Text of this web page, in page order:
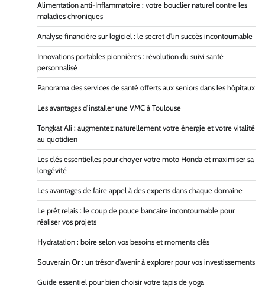
Alimentation anti-Inflammatoire : votre bouclier naturel contre les
maladies chroniques
Analyse financière sur logiciel : le secret d’un succès incontournable
Innovations portables pionnières : révolution du suivi santé
personnalisé
Panorama des services de santé offerts aux seniors dans les hôpitaux
Les avantages d’installer une VMC à Toulouse
Tongkat Ali : augmentez naturellement votre énergie et votre vitalité
au quotidien
Les clés essentielles pour choyer votre moto Honda et maximiser sa
longévité
Les avantages de faire appel à des experts dans chaque domaine
Le prêt relais : le coup de pouce bancaire incontournable pour
réaliser vos projets
Hydratation : boire selon vos besoins et moments clés
Souverain Or : un trésor d’avenir à explorer pour vos investissements
Guide essentiel pour bien choisir votre tapis de yoga